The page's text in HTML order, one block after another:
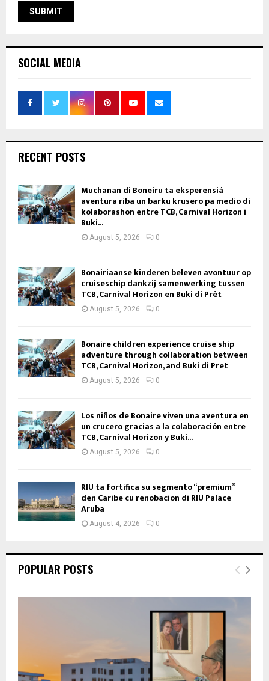
SOCIAL MEDIA
RECENT POSTS
Muchanan di Boneiru ta eksperensiá
aventura riba un barku krusero pa medio di
kolaborashon entre TCB, Carnival Horizon i
Buki...
August 5, 2026 0
Bonairiaanse kinderen beleven avontuur op
cruiseschip dankzij samenwerking tussen
TCB, Carnival Horizon en Buki di Prèt
August 5, 2026 0
Bonaire children experience cruise ship
adventure through collaboration between
TCB, Carnival Horizon, and Buki di Pret
August 5, 2026 0
Los niños de Bonaire viven una aventura en
un crucero gracias a la colaboración entre
TCB, Carnival Horizon y Buki...
August 5, 2026 0
RIU ta fortifica su segmento “premium”
den Caribe cu renobacion di RIU Palace
Aruba
August 4, 2026 0
POPULAR POSTS